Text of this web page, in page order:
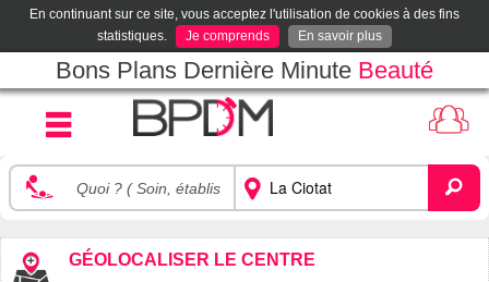
En continuant sur ce site, vous acceptez l'utilisation de cookies à des fins
statistiques.
Je comprends En savoir plus
Bons Plans Dernière Minute Beauté
GÉOLOCALISER LE CENTRE